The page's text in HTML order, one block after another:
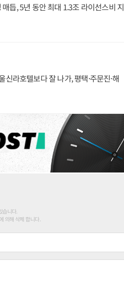
듭, 5년 동안 최대 1.3조 라이선스비 지
라호텔보다 잘 나가, 평택·주문진·해
습니다.
의해 삭제 합니다.